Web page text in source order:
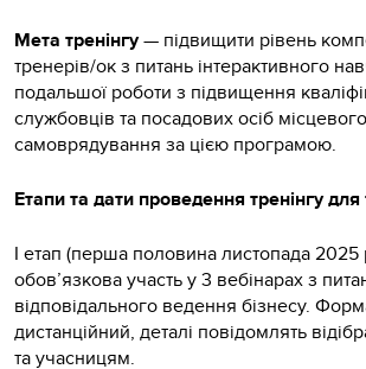
Мета тренінгу— підвищити рівень
тренерів/ок з питань інтерактивного
подальшої роботи з підвищення
службовців та посадових осіб місцевого
самоврядування за цією програмою.
Етапи та дати проведення тренінгу
І етап (перша половина листопада 2025
обов’язкова участь у 3 вебінарах з
відповідального ведення бізнесу.
дистанційний, деталі повідомлять
та учасницям.